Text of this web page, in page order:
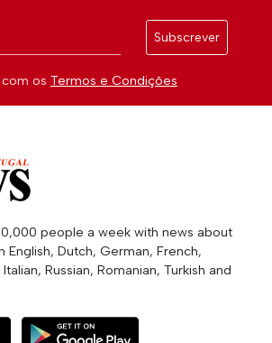
Subscrever
os Termos e Condições
people a week with news about
English, Dutch, German, French,
Russian, Romanian, Turkish and